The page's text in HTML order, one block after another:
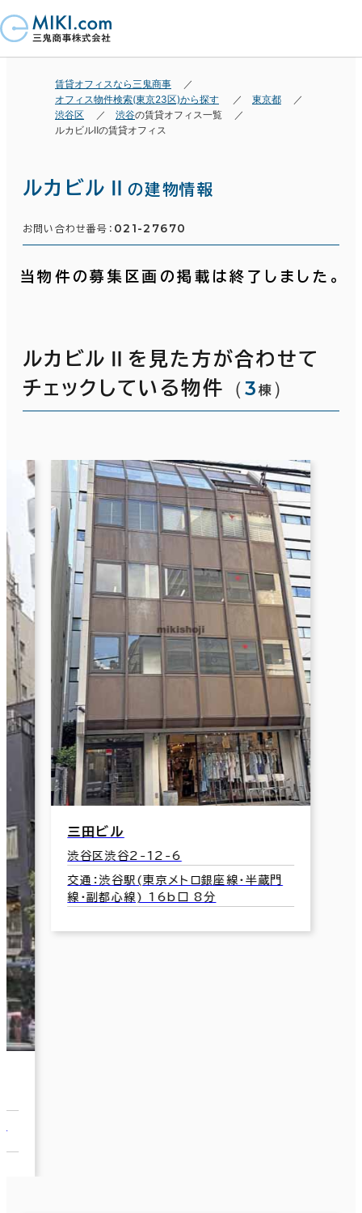
賃貸オフィスなら三鬼商事
オフィス物件検索(東京23区)から探す
東京都
渋谷区
渋谷の賃貸オフィス一覧
ルカビルⅡの賃貸オフィス
ルカビルⅡ の建物情報
お問い合わせ番号： 021-27670
当物件の募集区画の掲載は終了しました。
ルカビルⅡを見た方が合わせて
チェックしている物件
（3 棟 ）
三田ビル
渋谷区渋谷2-12-6
交通：渋谷駅(東京メトロ銀座線･半蔵門
線･副都心線) 16b口 8分